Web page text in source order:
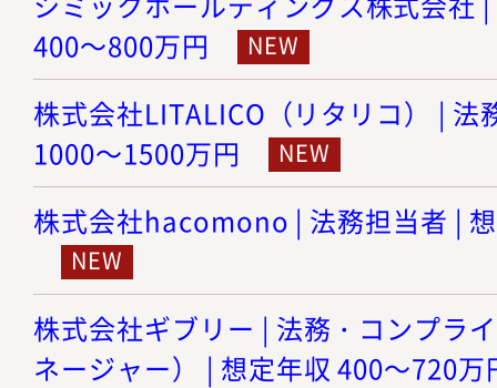
400～800万円
株式会社LITALICO（リタリコ） | 法
1000～1500万円
株式会社hacomono | 法務担当者 |
株式会社ギブリー | 法務・コンプラ
ネージャー） | 想定年収 400～720万